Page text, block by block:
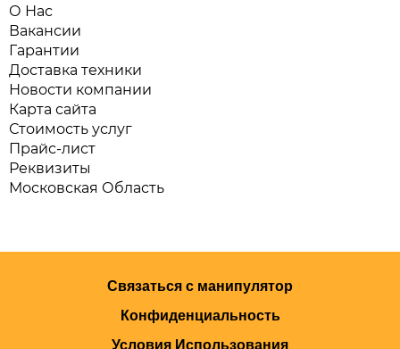
О Нас
Вакансии
Гарантии
Доставка техники
Новости компании
Карта сайта
Стоимость услуг
Прайс-лист
Реквизиты
Московская Область
Связаться с манипулятор
Конфиденциальность
Условия Использования